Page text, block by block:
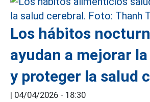
Los hábitos
ayudan a mejorar
y proteger la salud
| 04/04/2026 - 18:30